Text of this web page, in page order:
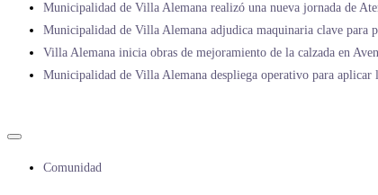
Municipalidad de Villa Alemana realizó una nueva jornada de
Municipalidad de Villa Alemana adjudica maquinaria clave para
Villa Alemana inicia obras de mejoramiento de la calzada en
Municipalidad de Villa Alemana despliega operativo para
Comunidad